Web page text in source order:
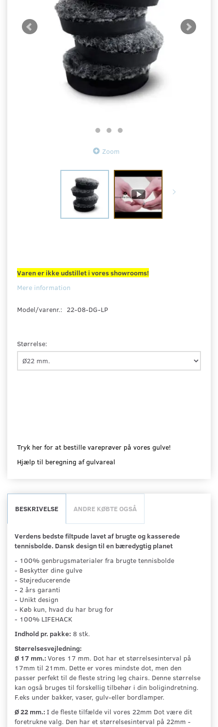
Zoom
Varen er ikke udstillet i vores showrooms!
Mere information
Model/varenr.: 22-08-DG-LP
Størrelse:
Tryk her for at bestille vareprøver på vores gulve!
Hjælp til beregning af gulvareal
BESKRIVELSE ANDRE KØBTE OGSÅ
Verdens bedste filtpude lavet af brugte og kasserede
tennisbolde. Dansk design til en bæredygtig planet
- 100% genbrugsmaterialer fra brugte tennisbolde
- Beskytter dine gulve
- Støjreducerende
- 2 års garanti
- Unikt design
- Køb kun, hvad du har brug for
- 100% LIFEHACK
Indhold pr. pakke: 8 stk.
Størrelsesvejledning:
Ø 17 mm.: Vores 17 mm. Dot har et størrelsesinterval på
17mm til 21mm. Dette er vores mindste dot, men den
passer perfekt til de fleste string leg chairs. Denne størrelse
kan også bruges til forskellig tilbehør i din boligindretning.
F.eks under bakker, vaser, gulv-eller bordlamper.
Ø 22 mm.: I de fleste tilfælde vil vores 22mm Dot være dit
foretrukne valg. Den har et størrelsesinterval på 22mm -